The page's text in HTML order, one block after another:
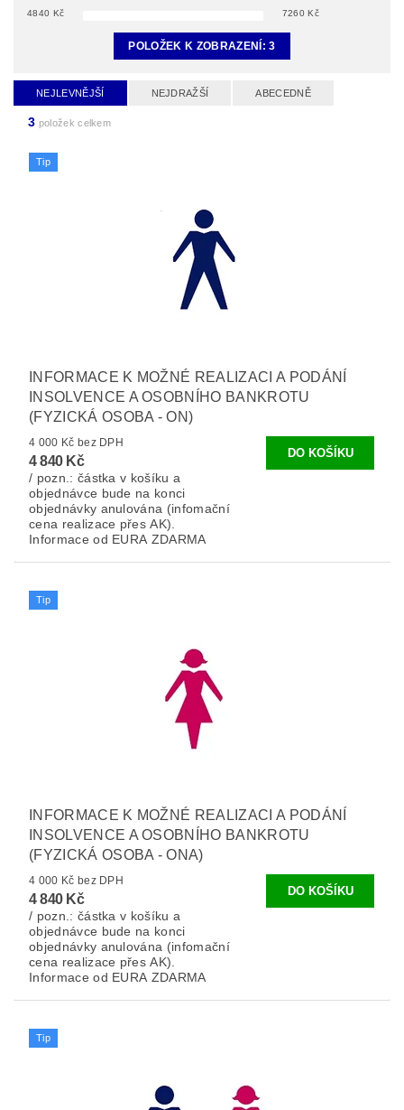
4840 Kč 7260 Kč
POLOŽEK K ZOBRAZENÍ:3
NEJLEVNĚJŠÍ NEJDRAŽŠÍ ABECEDNĚ
3 položek celkem
Tip
INFORMACE K MOŽNÉ REALIZACI A PODÁNÍ
INSOLVENCE A OSOBNÍHO BANKROTU
(FYZICKÁ OSOBA - ON)
4 000 Kč bez DPH
4 840 Kč
/ pozn.: částka v košíku a
objednávce bude na konci
objednávky anulována (infomační
cena realizace přes AK).
Informace od EURA ZDARMA
Tip
INFORMACE K MOŽNÉ REALIZACI A PODÁNÍ
INSOLVENCE A OSOBNÍHO BANKROTU
(FYZICKÁ OSOBA - ONA)
4 000 Kč bez DPH
4 840 Kč
/ pozn.: částka v košíku a
objednávce bude na konci
objednávky anulována (infomační
cena realizace přes AK).
Informace od EURA ZDARMA
Tip